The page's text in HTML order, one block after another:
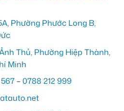
Phường Phước Long B,
Thủ, Phường Hiệp Thành,
Minh
–0788 212 999